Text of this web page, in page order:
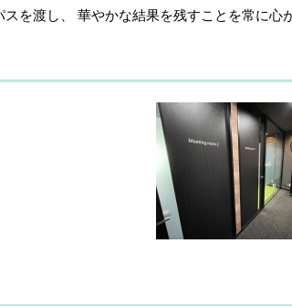
を渡し、 華やかな結果を残すことを常に心